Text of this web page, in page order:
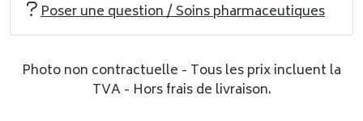
Poser une question / Soins pharmaceutiques
Photo non contractuelle - Tous les prix incluent la
TVA - Hors frais de livraison.